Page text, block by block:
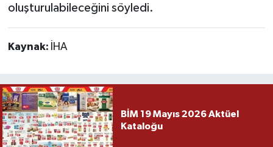
oluşturulabileceğini söyledi.
Kaynak: İHA
BİM 19 Mayıs 2026 Aktüel
Kataloğu